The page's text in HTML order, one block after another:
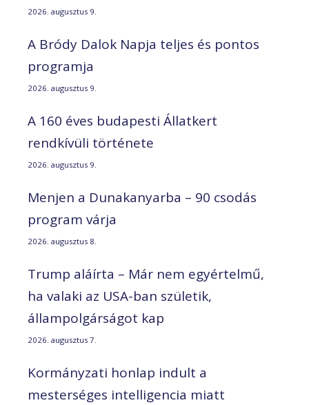
2026. augusztus 9.
A Bródy Dalok Napja teljes és pontos
programja
2026. augusztus 9.
A 160 éves budapesti Állatkert
rendkívüli története
2026. augusztus 9.
Menjen a Dunakanyarba – 90 csodás
program várja
2026. augusztus 8.
Trump aláírta – Már nem egyértelmű,
ha valaki az USA-ban születik,
állampolgárságot kap
2026. augusztus 7.
Kormányzati honlap indult a
mesterséges intelligencia miatt